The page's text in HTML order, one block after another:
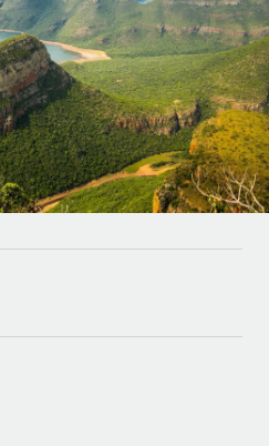
シームレスに統合する
機能を内蔵
らゆるAIツールをRemoteに接続
活用して業務プロセスを効率化す
イルなグローバルHR・給与処理ソ
リューションでチームを拡大する
ートナー
軟に自社プラットフォームへ統合
の可能性を検討する
プレート